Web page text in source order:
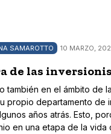
SAMAROTTO 10 MARZO,
de las
también en el ámbito de
propio departamento de
años atrás. Esto,
en una etapa de la